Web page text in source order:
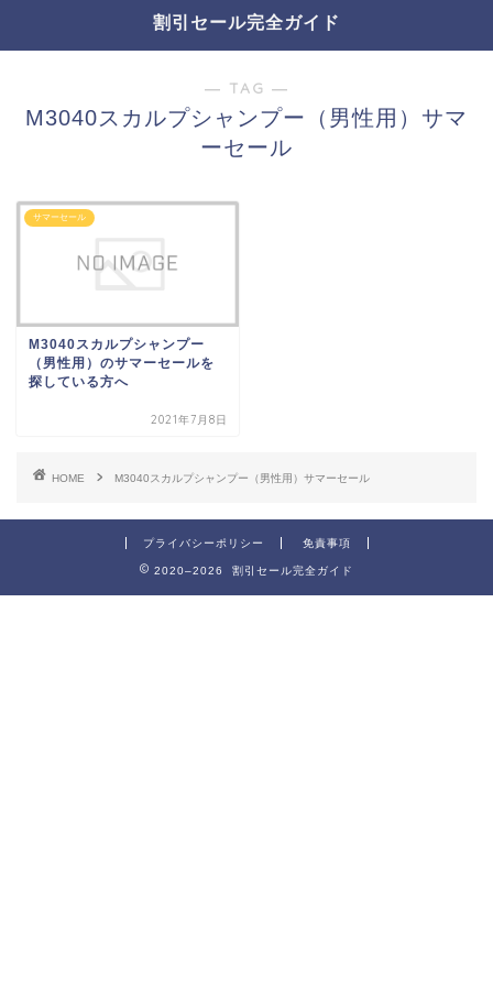
割引セール完全ガイド
― TAG ―
M3040スカルプシャンプー（男性用）サマ
ーセール
サマーセール
M3040スカルプシャンプー
（男性用）のサマーセールを
探している方へ
2021年7月8日
HOME M3040スカルプシャンプー（男性用）サマーセール
プライバシーポリシー 免責事項
2020–2026 割引セール完全ガイド